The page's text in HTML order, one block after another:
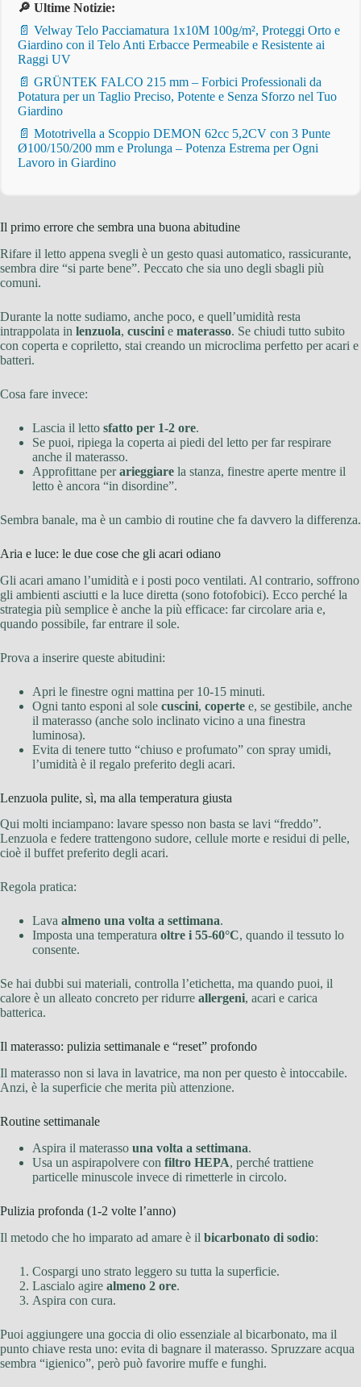
🔎 Ultime Notizie:
📄 Velway Telo Pacciamatura 1x10M 100g/m², Proteggi Orto e
Giardino con il Telo Anti Erbacce Permeabile e Resistente ai
Raggi UV
📄 GRÜNTEK FALCO 215 mm – Forbici Professionali da
Potatura per un Taglio Preciso, Potente e Senza Sforzo nel Tuo
Giardino
📄 Mototrivella a Scoppio DEMON 62cc 5,2CV con 3 Punte
Ø100/150/200 mm e Prolunga – Potenza Estrema per Ogni
Lavoro in Giardino
Il primo errore che sembra una buona abitudine
Rifare il letto appena svegli è un gesto quasi automatico, rassicurante,
sembra dire “si parte bene”. Peccato che sia uno degli sbagli più
comuni.
Durante la notte sudiamo, anche poco, e quell’umidità resta
intrappolata in lenzuola, cuscini e materasso. Se chiudi tutto subito
con coperta e copriletto, stai creando un microclima perfetto per acari e
batteri.
Cosa fare invece:
Lascia il letto sfatto per 1-2 ore.
Se puoi, ripiega la coperta ai piedi del letto per far respirare
anche il materasso.
Approfittane perarieggiare la stanza, finestre aperte mentre il
letto è ancora “in disordine”.
Sembra banale, ma è un cambio di routine che fa davvero la differenza.
Aria e luce: le due cose che gli acari odiano
Gli acari amano l’umidità e i posti poco ventilati. Al contrario, soffrono
gli ambienti asciutti e la luce diretta (sono fotofobici). Ecco perché la
strategia più semplice è anche la più efficace: far circolare aria e,
quando possibile, far entrare il sole.
Prova a inserire queste abitudini:
Apri le finestre ogni mattina per 10-15 minuti.
Ogni tanto esponi al sole cuscini, coperte e, se gestibile, anche
il materasso (anche solo inclinato vicino a una finestra
luminosa).
Evita di tenere tutto “chiuso e profumato” con spray umidi,
l’umidità è il regalo preferito degli acari.
Lenzuola pulite, sì, ma alla temperatura giusta
Qui molti inciampano: lavare spesso non basta se lavi “freddo”.
Lenzuola e federe trattengono sudore, cellule morte e residui di pelle,
cioè il buffet preferito degli acari.
Regola pratica:
Lava almeno una volta a settimana.
Imposta una temperatura oltre i 55-60°C, quando il tessuto lo
consente.
Se hai dubbi sui materiali, controlla l’etichetta, ma quando puoi, il
calore è un alleato concreto per ridurre allergeni, acari e carica
batterica.
Il materasso: pulizia settimanale e “reset” profondo
Il materasso non si lava in lavatrice, ma non per questo è intoccabile.
Anzi, è la superficie che merita più attenzione.
Routine settimanale
Aspira il materasso una volta a settimana.
Usa un aspirapolvere con filtro HEPA, perché trattiene
particelle minuscole invece di rimetterle in circolo.
Pulizia profonda (1-2 volte l’anno)
Il metodo che ho imparato ad amare è il bicarbonato di sodio:
Cospargi uno strato leggero su tutta la superficie.
Lascialo agire almeno 2 ore.
Aspira con cura.
Puoi aggiungere una goccia di olio essenziale al bicarbonato, ma il
punto chiave resta uno: evita di bagnare il materasso. Spruzzare acqua
sembra “igienico”, però può favorire muffe e funghi.